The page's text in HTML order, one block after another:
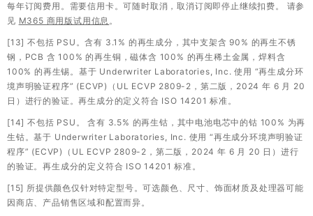
每年订阅费用。需要信用卡。可随时取消，取消订阅即停止继续扣费。 请参
见 M365 商用版试用信息 。
[13] 不包括 PSU。含有 3.1% 的再生成分，其中支架含 90% 的再生不锈
钢，PCB 含 100% 的再生铜，磁体含 100% 的再生稀土金属，焊料含
100% 的再生锡。基于 Underwriter Laboratories, Inc. 使用 “再生成分环
境声明验证程序” (ECVP)（UL ECVP 2809-2，第二版，2024 年 6 月 20
日）进行的验证。再生成分的定义符合 ISO 14201 标准。
[14] 不包括 PSU。 含有 3.5% 的再生钴，其中电池电芯中的钴 100% 为再
生钴。基于 Underwriter Laboratories, Inc. 使用 “再生成分环境声明验证
程序” (ECVP)（UL ECVP 2809-2，第二版，2024 年 6 月 20 日）进行
的验证。再生成分的定义符合 ISO 14201 标准。
[15] 所提供颜色仅针对特定型号。可选颜色、尺寸、饰面材质及处理器可能
因商店、产品销售区域和配置而异。